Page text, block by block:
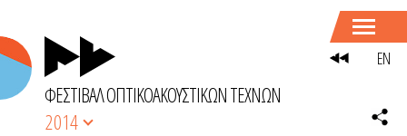
ΦΕΣΤΙΒΑΛ ΟΠΤΙΚΟΑΚΟΥΣΤΙΚΩΝ ΤΕΧΝΩΝ
2014
EN